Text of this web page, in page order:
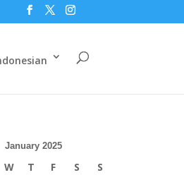
January 2025
W T F S S